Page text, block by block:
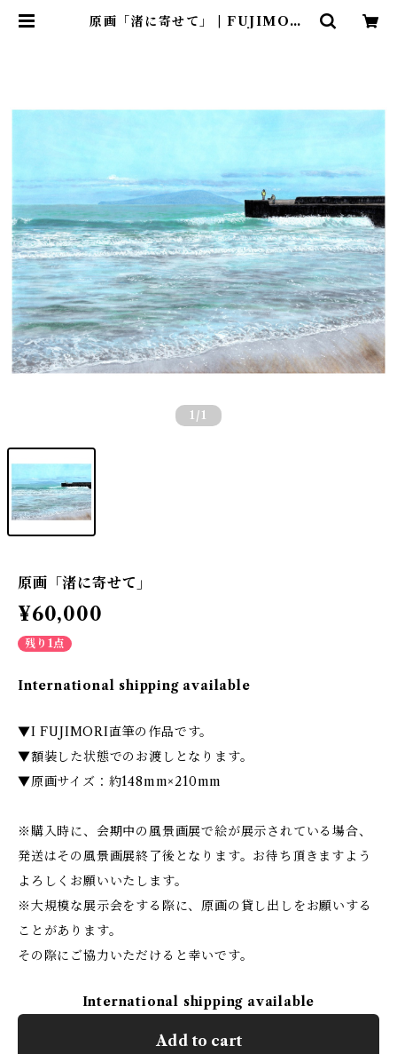
原画「渚に寄せて」 | FUJIMORI
1 /1
原画「渚に寄せて」
¥60,000
残り1点
International shipping available
▼I FUJIMORI直筆の作品です。
▼額装した状態でのお渡しとなります。
▼原画サイズ：約148mm×210mm
※購入時に、会期中の風景画展で絵が展示されている場合、
発送はその風景画展終了後となります。お待ち頂きますよう
よろしくお願いいたします。
※大規模な展示会をする際に、原画の貸し出しをお願いする
ことがあります。
その際にご協力いただけると幸いです。
International shipping available
Add to cart